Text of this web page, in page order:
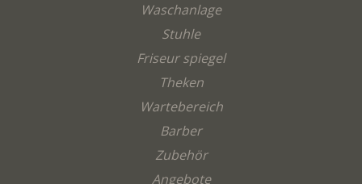
Waschanlage
Stuhle
Friseur spiegel
Theken
Wartebereich
Barber
Zubehör
Angebote